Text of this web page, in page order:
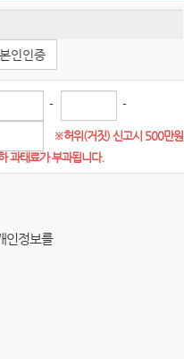
본인인증
- -
※허위(거짓) 신고시 500만원
과태료가 부과됩니다.
인정보를